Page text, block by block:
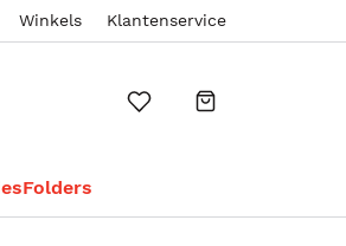
Winkels Klantenservice
Folders